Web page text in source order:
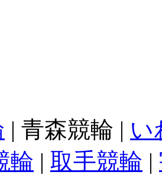
| 青森競輪 | い
輪 | 取手競輪 |